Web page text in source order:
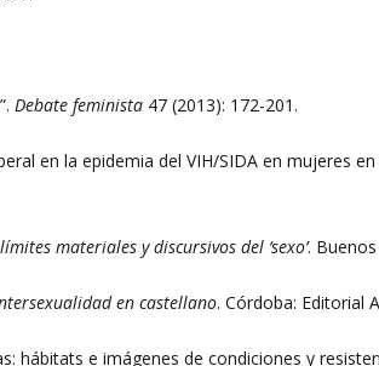
Debate feminista 47 (2013): 172-201.
en la epidemia del VIH/SIDA en mujeres
materiales y discursivos del ‘sexo’.
en castellano. Córdoba: Editorial
hábitats e imágenes de condiciones y